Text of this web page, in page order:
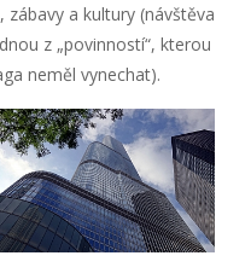
a kultury (návštěva
z „povinností“, kterou
neměl vynechat).